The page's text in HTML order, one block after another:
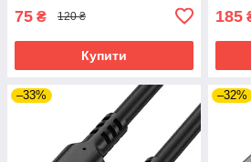
75 ₴ 120 ₴
Купити
185
–33% –32%